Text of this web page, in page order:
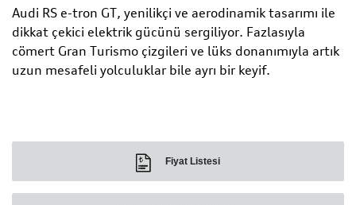
Audi RS e-tron GT, yenilikçi ve aerodinamik tasarımı ile
dikkat çekici elektrik gücünü sergiliyor. Fazlasıyla
cömert Gran Turismo çizgileri ve lüks donanımıyla artık
uzun mesafeli yolculuklar bile ayrı bir keyif.
Fiyat Listesi